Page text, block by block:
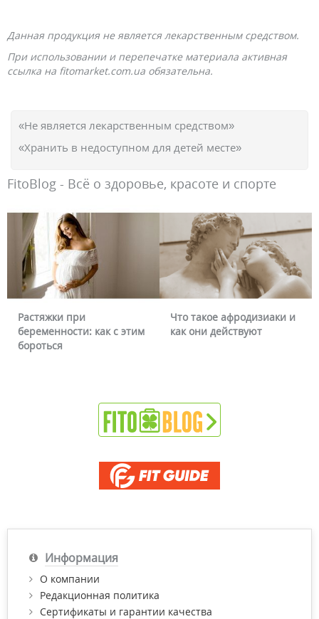
Данная продукция не является лекарственным средством.
При использовании и перепечатке материала активная
ссылка на fitomarket.com.ua обязательна.
«Не является лекарственным средством»
«Хранить в недоступном для детей месте»
FitoBlog - Всё о здоровье, красоте и спорте
Растяжки при
беременности: как с этим
бороться
Что такое афродизиаки и
как они действуют
Информация
О компании
Редакционная политика
Сертификаты и гарантии качества